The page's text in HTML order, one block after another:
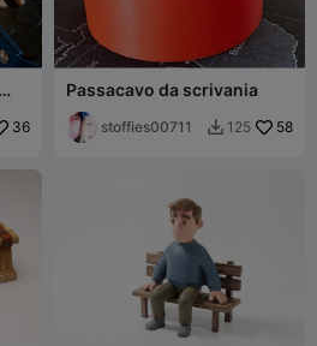
36
Passacavo da scrivania
stoffies00711  125 58